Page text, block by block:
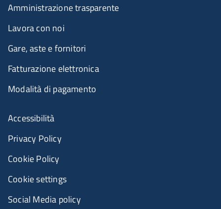
Amministrazione trasparente
Lavora con noi
Gare, aste e fornitori
Fatturazione elettronica
Modalità di pagamento
Accessibilità
Privacy Policy
Cookie Policy
Cookie settings
Social Media policy